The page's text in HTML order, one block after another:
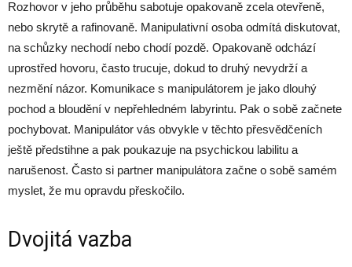
Rozhovor v jeho průběhu sabotuje opakovaně zcela otevřeně,
nebo skrytě a rafinovaně. Manipulativní osoba odmítá diskutovat,
na schůzky nechodí nebo chodí pozdě. Opakovaně odchází
uprostřed hovoru, často trucuje, dokud to druhý nevydrží a
nezmění názor. Komunikace s manipulátorem je jako dlouhý
pochod a bloudění v nepřehledném labyrintu. Pak o sobě začnete
pochybovat. Manipulátor vás obvykle v těchto přesvědčeních
ještě předstihne a pak poukazuje na psychickou labilitu a
narušenost. Často si partner manipulátora začne o sobě samém
myslet, že mu opravdu přeskočilo.
Dvojitá vazba